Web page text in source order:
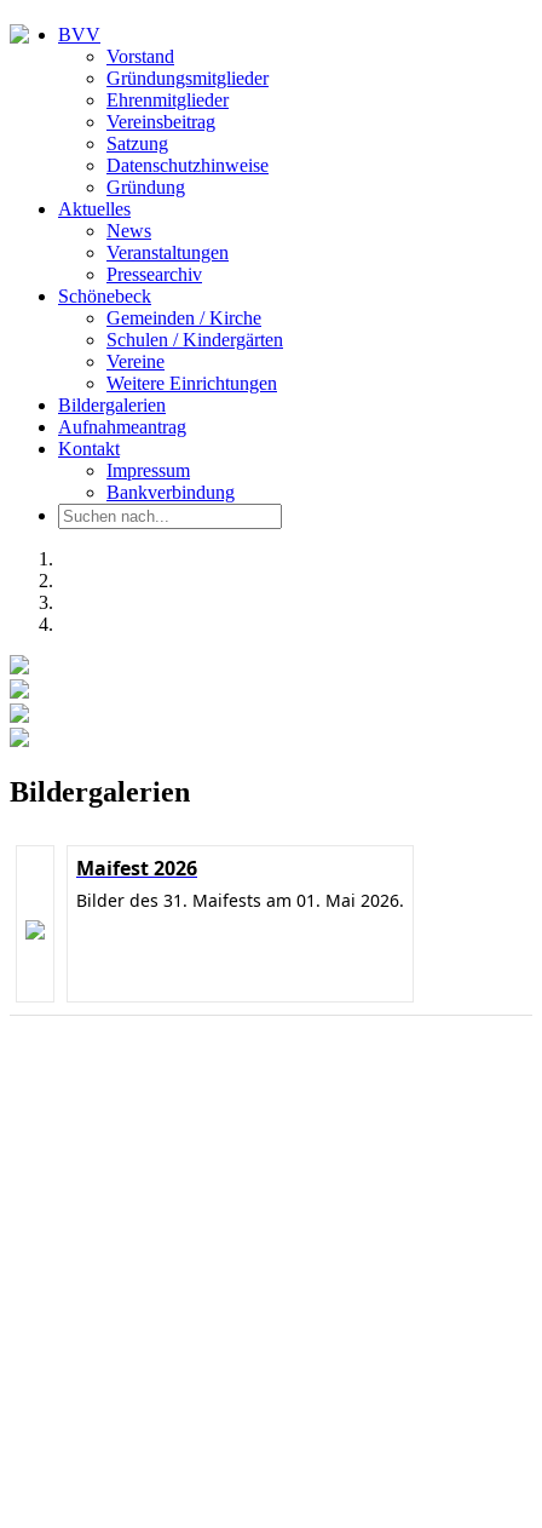
BVV
Vorstand
Gründungsmitglieder
Ehrenmitglieder
Vereinsbeitrag
Satzung
Datenschutzhinweise
Gründung
Aktuelles
News
Veranstaltungen
Pressearchiv
Schönebeck
Gemeinden / Kirche
Schulen / Kindergärten
Vereine
Weitere Einrichtungen
Bildergalerien
Aufnahmeantrag
Kontakt
Impressum
Bankverbindung
Bildergalerien
Maifest 2026
Bilder des 31. Maifests am 01. Mai 2026.